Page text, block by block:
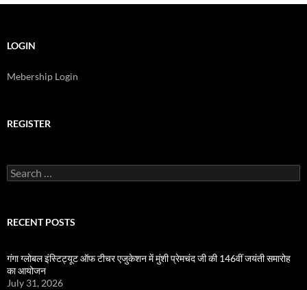
LOGIN
Mebership Login
REGISTER
Search
for:
RECENT POSTS
गंगा ग्लोबल इंस्टिट्यूट ऑफ टीचर एजुकेशन में मुंशी प्रेमचंद जी की 146वीं जयंती समारोह
का आयोजन
July 31, 2026